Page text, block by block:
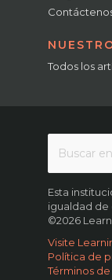
Todos los
Esta
igualdad de
©2026
Visite
Política de
Términos